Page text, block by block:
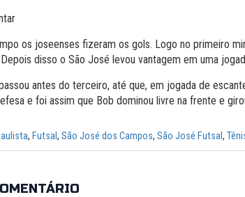
os joseenses fizeram os gols. Logo no primeiro
disso o São José levou vantagem em uma
antes do terceiro, até que, em jogada de
e foi assim que Bob dominou livre na frente e
, Futsal, São José dos Campos, São José Futsal,